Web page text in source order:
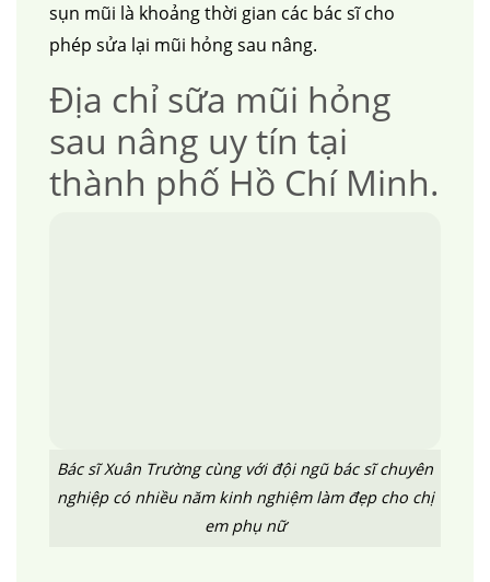
sụn mũi là khoảng thời gian các bác sĩ cho
phép sửa lại mũi hỏng sau nâng.
Địa chỉ sữa mũi hỏng
sau nâng uy tín tại
thành phố Hồ Chí Minh.
Bác sĩ Xuân Trường cùng với đội ngũ bác sĩ chuyên
nghiệp có nhiều năm kinh nghiệm làm đẹp cho chị
em phụ nữ